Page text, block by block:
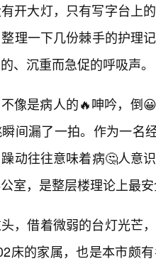
开大灯，只有写字台上
理一下几份棘手的护理
、沉重而急促的呼吸声。
像是病人的🔥呻吟，倒
间漏了一拍。作为一名
动往往意味着病🤔人意
室，是整层楼理论上最安
，借着微弱的台灯光芒
床的家属，也是本市颇